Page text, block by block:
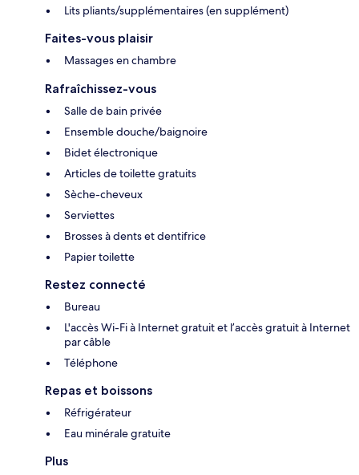
Lits pliants/supplémentaires (en supplément)
Faites-vous plaisir
Massages en chambre
Rafraîchissez-vous
Salle de bain privée
Ensemble douche/baignoire
Bidet électronique
Articles de toilette gratuits
Sèche-cheveux
Serviettes
Brosses à dents et dentifrice
Papier toilette
Restez connecté
Bureau
L'accès Wi-Fi à Internet gratuit et l’accès gratuit à Internet
par câble
Téléphone
Repas et boissons
Réfrigérateur
Eau minérale gratuite
Plus